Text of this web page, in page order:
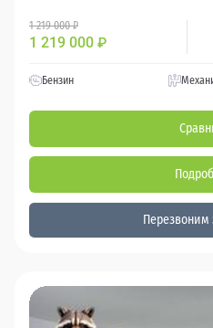
1 219 000 ₽
1 219 000 ₽
Бензин
Перезвоним